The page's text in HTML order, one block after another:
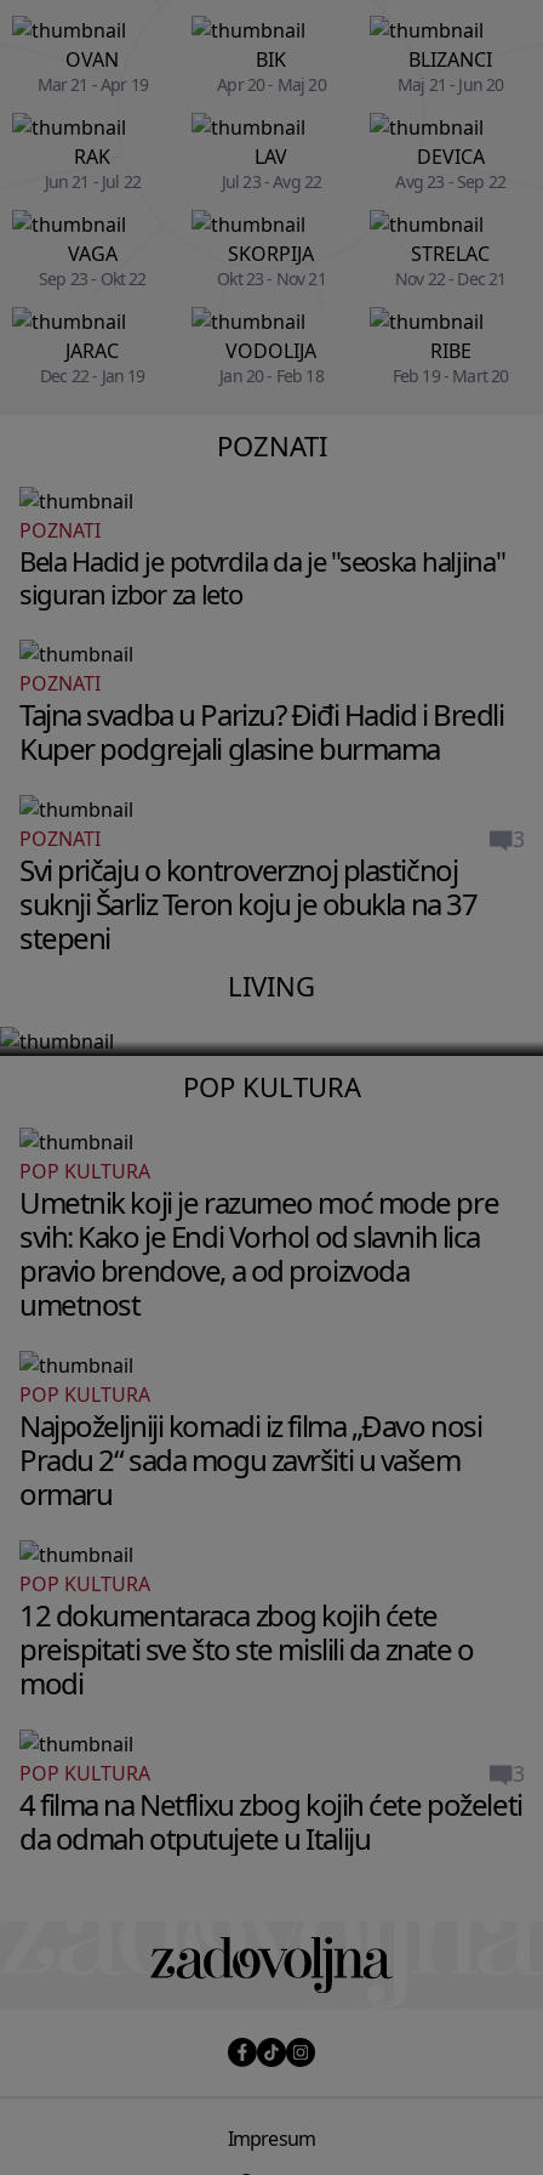
OVAN
Mar 21 - Apr 19
BIK
Apr 20 - Maj 20
BLIZANCI
Maj 21 - Jun 20
RAK
Jun 21 - Jul 22
LAV
Jul 23 - Avg 22
DEVICA
Avg 23 - Sep 22
VAGA
Sep 23 - Okt 22
SKORPIJA
Okt 23 - Nov 21
STRELAC
Nov 22 - Dec 21
JARAC
Dec 22 - Jan 19
VODOLIJA
Jan 20 - Feb 18
RIBE
Feb 19 - Mart 20
POZNATI
POZNATI
Bela Hadid je potvrdila da je "seoska haljina"
siguran izbor za leto
POZNATI
Tajna svadba u Parizu? Điđi Hadid i Bredli
Kuper podgrejali glasine burmama
POZNATI 3
Svi pričaju o kontroverznoj plastičnoj
suknji Šarliz Teron koju je obukla na 37
stepeni
LIVING
LIVING
3
Maštate da se preselite na grčko
ostrvo? Ja sam to uradila pre 5 godina i
ovo je istina o mom životu na moru
POP KULTURA
POP KULTURA
Umetnik koji je razumeo moć mode pre
svih: Kako je Endi Vorhol od slavnih lica
pravio brendove, a od proizvoda
umetnost
POP KULTURA
Najpoželjniji komadi iz filma „Đavo nosi
Pradu 2“ sada mogu završiti u vašem
ormaru
POP KULTURA
12 dokumentaraca zbog kojih ćete
preispitati sve što ste mislili da znate o
modi
POP KULTURA 3
4 filma na Netflixu zbog kojih ćete poželeti
da odmah otputujete u Italiju
Impresum